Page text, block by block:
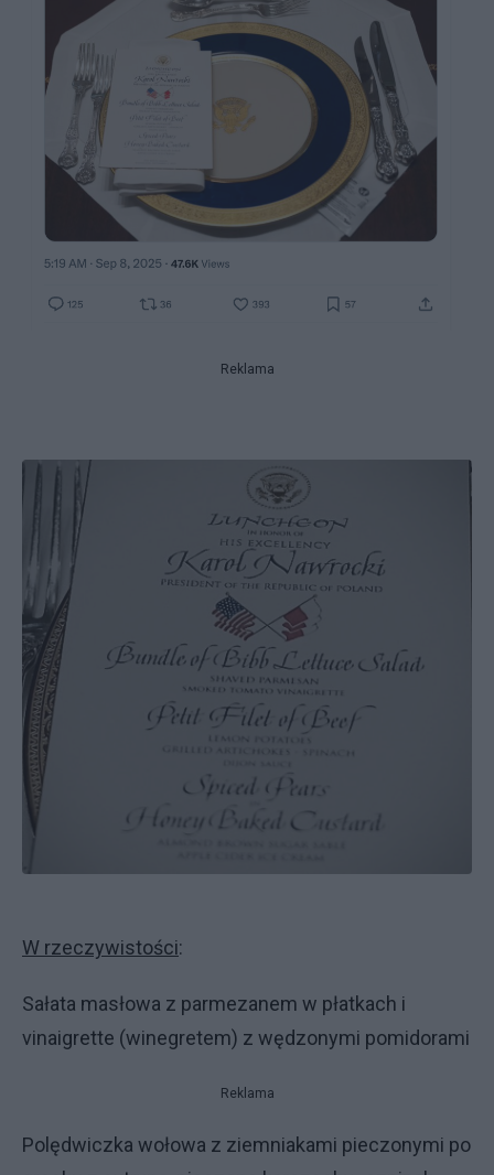
Reklama
W rzeczywistości:
Sałata masłowa z parmezanem w płatkach i
vinaigrette (winegretem) z wędzonymi pomidorami
Reklama
Polędwiczka wołowa z ziemniakami pieczonymi po